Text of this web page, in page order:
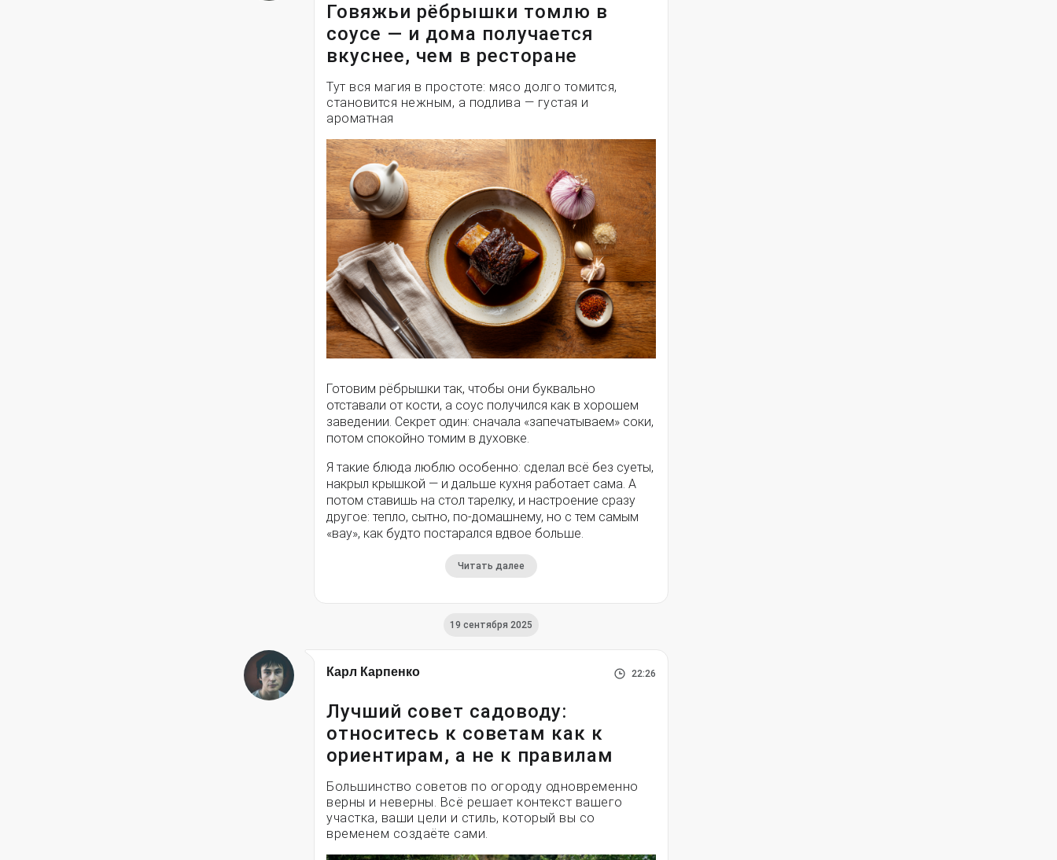
Говяжьи рёбрышки томлю в
соусе — и дома получается
вкуснее, чем в ресторане
Тут вся магия в простоте: мясо долго томится,
становится нежным, а подлива — густая и
ароматная
Готовим рёбрышки так, чтобы они буквально
отставали от кости, а соус получился как в хорошем
заведении. Секрет один: сначала «запечатываем» соки,
потом спокойно томим в духовке.
Я такие блюда люблю особенно: сделал всё без суеты,
накрыл крышкой — и дальше кухня работает сама. А
потом ставишь на стол тарелку, и настроение сразу
другое: тепло, сытно, по-домашнему, но с тем самым
«вау», как будто постарался вдвое больше.
Читать далее
19 сентября 2025
Карл Карпенко 22:26
Лучший совет садоводу:
относитесь к советам как к
ориентирам, а не к правилам
Большинство советов по огороду одновременно
верны и неверны. Всё решает контекст вашего
участка, ваши цели и стиль, который вы со
временем создаёте сами.